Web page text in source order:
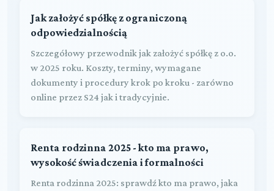
Jak założyć spółkę z ograniczoną
odpowiedzialnością
Szczegółowy przewodnik jak założyć spółkę z o.o.
w 2025 roku. Koszty, terminy, wymagane
dokumenty i procedury krok po kroku - zarówno
online przez S24 jak i tradycyjnie.
Renta rodzinna 2025 - kto ma prawo,
wysokość świadczenia i formalności
Renta rodzinna 2025: sprawdź kto ma prawo, jaka